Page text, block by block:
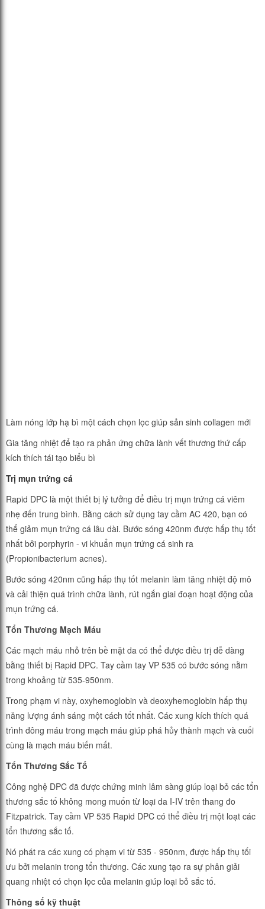
Làm nóng lớp hạ bì một cách chọn lọc giúp sản sinh collagen mới
Gia tăng nhiệt để tạo ra phản ứng chữa lành vết thương thứ cấp
kích thích tái tạo biểu bì
Trị mụn trứng cá
Rapid DPC là một thiết bị lý tưởng để điều trị mụn trứng cá viêm
nhẹ đến trung bình. Bằng cách sử dụng tay cầm AC 420, bạn có
thể giảm mụn trứng cá lâu dài. Bước sóng 420nm được hấp thụ tốt
nhất bởi porphyrin - vi khuẩn mụn trứng cá sinh ra
(Propionibacterium acnes).
Bước sóng 420nm cũng hấp thụ tốt melanin làm tăng nhiệt độ mô
và cải thiện quá trình chữa lành, rút ngắn giai đoạn hoạt động của
mụn trứng cá.
Tổn Thương Mạch Máu
Các mạch máu nhỏ trên bề mặt da có thể được điều trị dễ dàng
bằng thiết bị Rapid DPC. Tay cầm tay VP 535 có bước sóng nằm
trong khoảng từ 535-950nm.
Trong phạm vi này, oxyhemoglobin và deoxyhemoglobin hấp thụ
năng lượng ánh sáng một cách tốt nhất. Các xung kích thích quá
trình đông máu trong mạch máu giúp phá hủy thành mạch và cuối
cùng là mạch máu biến mất.
Tổn Thương Sắc Tố
Công nghệ DPC đã được chứng minh lâm sàng giúp loại bỏ các tổn
thương sắc tố không mong muốn từ loại da I-IV trên thang đo
Fitzpatrick. Tay cầm VP 535 Rapid DPC có thể điều trị một loạt các
tổn thương sắc tố.
Nó phát ra các xung có phạm vi từ 535 - 950nm, được hấp thụ tối
ưu bởi melanin trong tổn thương. Các xung tạo ra sự phân giải
quang nhiệt có chọn lọc của melanin giúp loại bỏ sắc tố.
Thông số kỹ thuật